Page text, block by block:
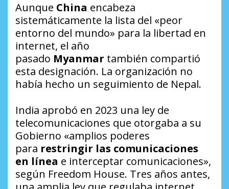
Aunque China encabeza
sistemáticamente la lista del «peor
entorno del mundo» para la libertad en
internet, el año
pasado Myanmar también compartió
esta designación. La organización no
había hecho un seguimiento de Nepal.
India aprobó en 2023 una ley de
telecomunicaciones que otorgaba a su
Gobierno «amplios poderes
para restringir las comunicaciones
en línea e interceptar comunicaciones»,
según Freedom House. Tres años antes,